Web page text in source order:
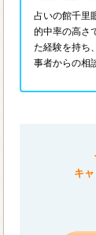
占いの館千里
的中率の高さ
た経験を持ち
事者からの相
キ